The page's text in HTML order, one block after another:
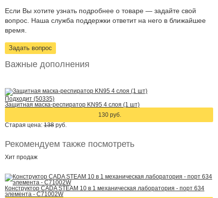
Если Вы хотите узнать подробнее о товаре — задайте свой
вопрос. Наша служба поддержки ответит на него в ближайшее
время.
Задать вопрос
Важные дополнения
Подходит (50335)
Защитная маска-респиратор KN95 4 слоя (1 шт)
130 руб.
Старая цена: 138 руб.
Рекомендуем также посмотреть
Хит продаж
Конструктор CADA STEAM 10 в 1 механическая лаборатория - порт 634
элемента - C71002W